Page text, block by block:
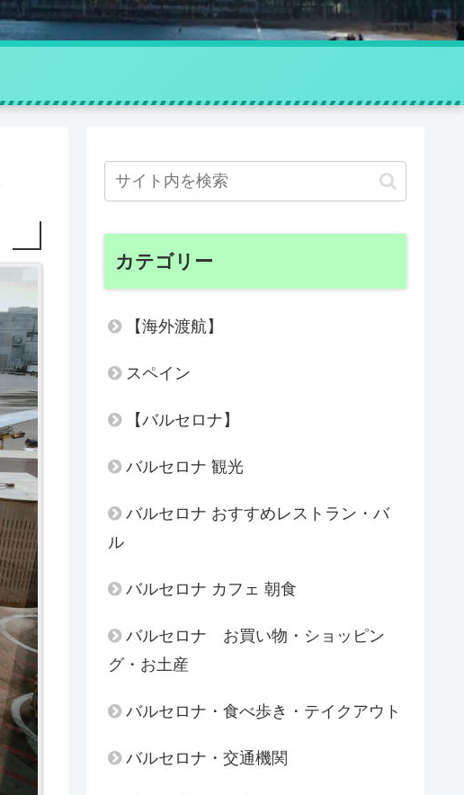
カテゴリー
【海外渡航】
スペイン
【バルセロナ】
バルセロナ 観光
バルセロナ おすすめレストラン・バ
ル
バルセロナ カフェ 朝食
バルセロナ お買い物・ショッピン
グ・お土産
バルセロナ・食べ歩き・テイクアウト
バルセロナ・交通機関